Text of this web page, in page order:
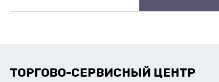
ТОРГОВО-СЕРВИСНЫЙ ЦЕНТР